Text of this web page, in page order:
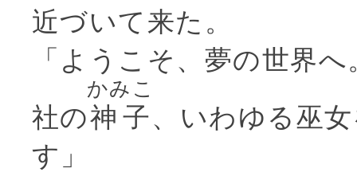
近づいて来た。
「ようこそ、夢の世界
社の神子
かみこ
、いわゆる巫
す」